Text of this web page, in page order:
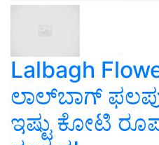
Lalbagh
ಲಾಲ್‌ಬಾಗ್
ಇಷ್ಟು ಕೋಟಿ